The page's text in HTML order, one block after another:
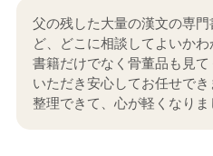
父の残した大量の漢文の専
ど、どこに相談してよいかわ
書籍だけでなく骨董品も見
いただき安心してお任せでき
整理できて、心が軽くなりま